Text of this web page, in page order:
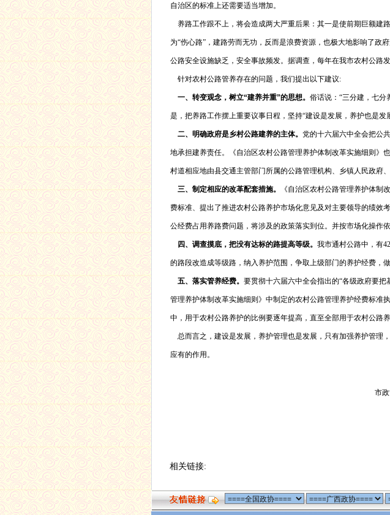
自治区的标准上还需要适当增加。
养路工作跟不上，将会造成两大严重后果：其一是使前期巨额建
为“伤心路”，建路劳而无功，反而是浪费资源，也极大地影响了政
公路安全设施缺乏，安全事故频发。据调查，每年在我市农村公路
针对农村公路管养存在的问题，我们提出以下建议:
一、转变观念，树立“建养并重”的思想。 俗话说：“三分建，七分
是，把养路工作摆上重要议事日程，坚持“建设是发展，养护也是发
二、明确政府是乡村公路建养的主体。 党的十六届六中全会把公
地承担建养责任。《自治区农村公路管理养护体制改革实施细则》
村道相应地由县交通主管部门所属的公路管理机构、乡镇人民政府
三、制定相应的改革配套措施。 《自治区农村公路管理养护体制
费标准、提出了推进农村公路养护市场化意见及对主要领导的绩
公经费占用养路费问题，将涉及的政策落实到位。并按市场化操作
四、调查摸底，把没有达标的路提高等级。 我市通村公路中，有
的路段改造成等级路，纳入养护范围，争取上级部门的养护经费，做
五、落实管养经费。 要贯彻十六届六中全会指出的“各级政府要把
管理养护体制改革实施细则》中制定的农村公路管理养护经费标准
中，用于农村公路养护的比例要逐年提高，直至全部用于农村公路养
总而言之，建设是发展，养护管理也是发展，只有加强养护管理
应有的作用。
市
相关链接: